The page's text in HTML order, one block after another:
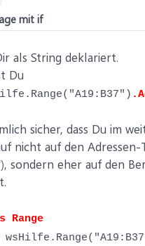
mit if
als String deklariert.
Du
sicher, dass Du im
nicht auf den Adressen-
sondern eher auf den
Range